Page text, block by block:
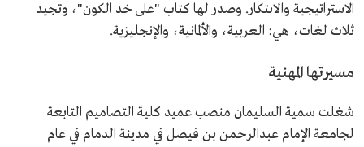
الاستراتيجية والابتكار. وصدر لها كتاب "على خد الكون"، وتجيد
ثلاث لغات، هي: العربية، والألمانية، والإنجليزية.
مسيرتها المهنية
شغلت سمية السليمان منصب عميد كلية التصاميم التابعة
لجامعة الإمام عبدالرحمن بن فيصل في مدينة الدمام في عام